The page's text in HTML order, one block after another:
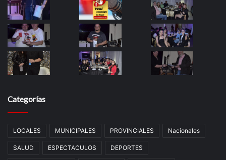
Categorías
LOCALES MUNICIPALES PROVINCIALES Nacionales
SALUD ESPECTACULOS DEPORTES